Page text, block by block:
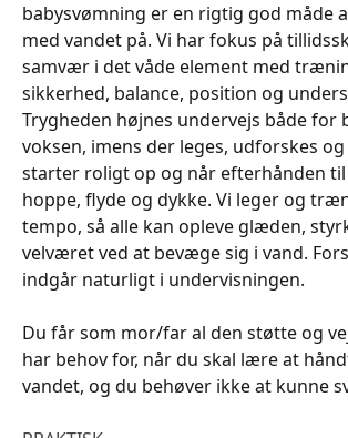
babysvømning er en rigtig god måde
med vandet på. Vi har fokus på
samvær i det våde element med
sikkerhed, balance, position og
Trygheden højnes undervejs både for
voksen, imens der leges, udforskes
starter roligt op og når efterhånden til
hoppe, flyde og dykke. Vi leger og
tempo, så alle kan opleve glæden,
velværet ved at bevæge sig i vand.
indgår naturligt i undervisningen.
Du får som mor/far al den støtte og
har behov for, når du skal lære at
vandet, og du behøver ikke at kunne